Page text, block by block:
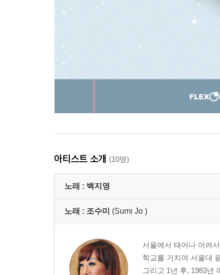
아티스트 소개 (10명)
노래 : 백지영
노래 : 조수미 (Sumi Jo )
서울에서 태어나 어려
학교를 거치며 서울대
그리고 1년 후, 1983년